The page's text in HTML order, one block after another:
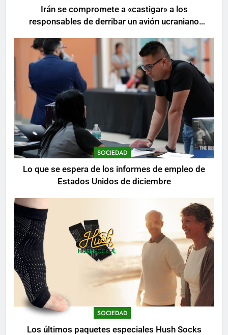
Irán se compromete a «castigar» a los
responsables de derribar un avión ucraniano
SOCIEDAD
Lo que se espera de los informes de empleo de
Estados Unidos de diciembre
SOCIEDAD
Los últimos paquetes especiales Hush Socks